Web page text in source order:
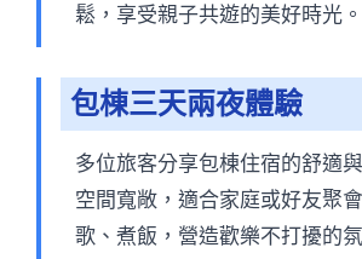
鬆，享受親子共遊的美好時光。
包棟三天兩夜體驗
多位旅客分享包棟住宿的舒適
空間寬敞，適合家庭或好友聚
歌、煮飯，營造歡樂不打擾的氛